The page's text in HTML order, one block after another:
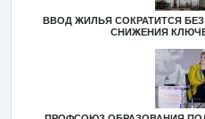
ВВОД ЖИЛЬЯ СОКРАТИТСЯ
СНИЖЕНИЯ